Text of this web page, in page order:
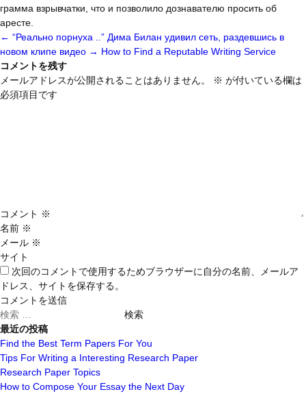
грамма взрывчатки, что и позволило дознавателю просить об
аресте.
← “Реально порнуха ..” Дима Билан удивил сеть, раздевшись в
новом клипе видео → How to Find a Reputable Writing Service
コメントを残す
メールアドレスが公開されることはありません。
※ が付いている欄は
必須項目です
コメント ※
名前 ※
メール ※
サイト
次回のコメントで使用するためブラウザーに自分の名前、メールア
ドレス、サイトを保存する。
検
索
対
象:
最近の投稿
Find the Best Term Papers For You
Tips For Writing a Interesting Research Paper
Research Paper Topics
How to Compose Your Essay the Next Day